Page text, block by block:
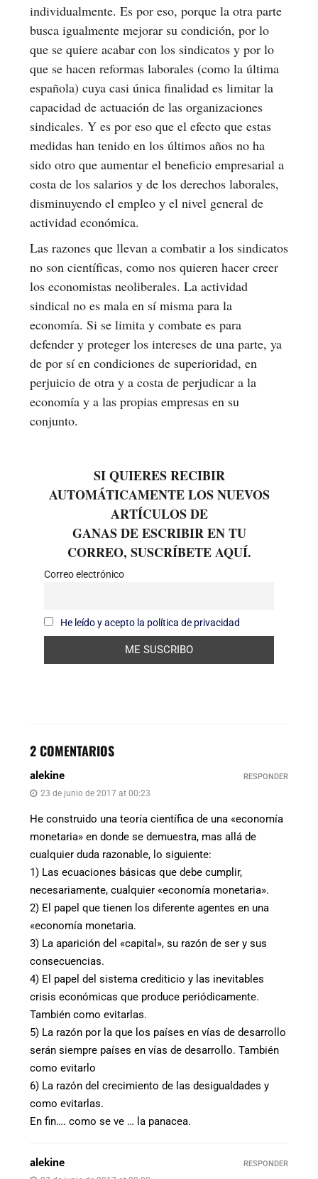
individualmente. Es por eso, porque la otra parte
busca igualmente mejorar su condición, por lo
que se quiere acabar con los sindicatos y por lo
que se hacen reformas laborales (como la última
española) cuya casi única finalidad es limitar la
capacidad de actuación de las organizaciones
sindicales. Y es por eso que el efecto que estas
medidas han tenido en los últimos años no ha
sido otro que aumentar el beneficio empresarial a
costa de los salarios y de los derechos laborales,
disminuyendo el empleo y el nivel general de
actividad económica.
Las razones que llevan a combatir a los sindicatos
no son científicas, como nos quieren hacer creer
los economistas neoliberales. La actividad
sindical no es mala en sí misma para la
economía. Si se limita y combate es para
defender y proteger los intereses de una parte, ya
de por sí en condiciones de superioridad, en
perjuicio de otra y a costa de perjudicar a la
economía y a las propias empresas en su
conjunto.
SI QUIERES RECIBIR
AUTOMÁTICAMENTE LOS NUEVOS
ARTÍCULOS DE
GANAS DE ESCRIBIR EN TU
CORREO, SUSCRÍBETE AQUÍ.
Correo electrónico
He leído y acepto la política de privacidad
2 COMENTARIOS
alekine
23 de junio de 2017 at 00:23
He construido una teoría científica de una «economía
monetaria» en donde se demuestra, mas allá de
cualquier duda razonable, lo siguiente:
1) Las ecuaciones básicas que debe cumplir,
necesariamente, cualquier «economía monetaria».
2) El papel que tienen los diferente agentes en una
«economía monetaria.
3) La aparición del «capital», su razón de ser y sus
consecuencias.
4) El papel del sistema crediticio y las inevitables
crisis económicas que produce periódicamente.
También como evitarlas.
5) La razón por la que los países en vías de desarrollo
serán siempre países en vías de desarrollo. También
como evitarlo
6) La razón del crecimiento de las desigualdades y
como evitarlas.
En fin…. como se ve … la panacea.
RESPONDER
alekine RESPONDER